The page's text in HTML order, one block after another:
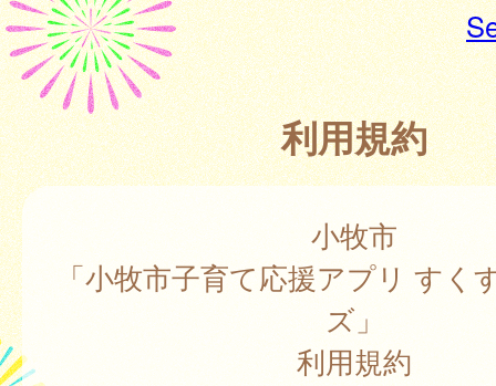
利用規約
小牧市
「小牧市子育て応援アプリ すく
ズ」
利用規約